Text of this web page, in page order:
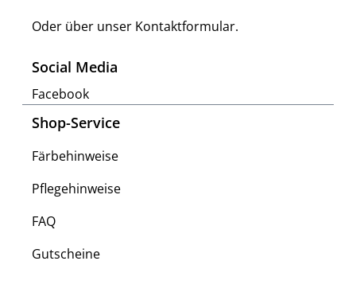
Oder über unser Kontaktformular.
Social Media
Facebook
Shop-Service
Färbehinweise
Pflegehinweise
FAQ
Gutscheine